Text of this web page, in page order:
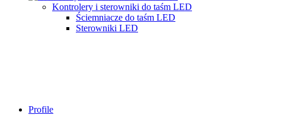
Kontrolery i sterowniki do taśm LED
Ściemniacze do taśm LED
Sterowniki LED
Profile